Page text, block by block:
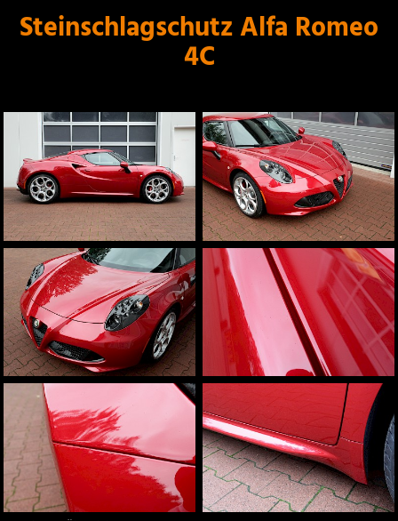
Lackschutzfolie
Porsche
Aston Martin
weitere Marken
Fahrzeugbeschriftungen
Beschriftungen und Schilder
Sichtschutz
Sonnenschutz
Infrastruktur
Steinschlagschutz Alfa Romeo
4C